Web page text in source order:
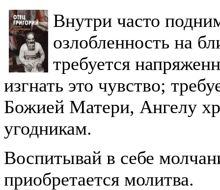
Внутри часто
озлобленность на
требуется
изгнать это чувство;
Божией Матери, Ангелу
угодникам.
Воспитывай в себе
приобретается молитва.